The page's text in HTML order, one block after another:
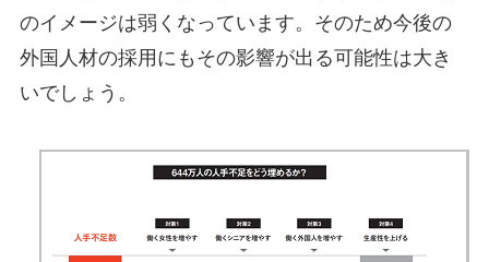
のイメージは弱くなっています。そのため今後の
外国人材の採用にもその影響が出る可能性は大き
いでしょう。